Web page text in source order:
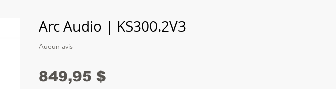
Arc Audio | KS300.2V3
Aucun avis
849,95 $